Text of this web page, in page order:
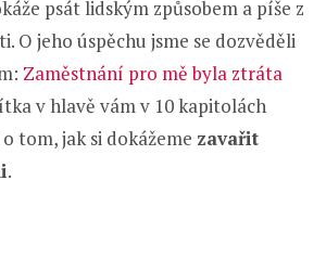
psát lidským způsobem a píše z
O jeho úspěchu jsme se dozvěděli
Zaměstnání pro mě byla ztráta
v hlavě vám v 10 kapitolách
tom, jak si dokážeme zavařit
.